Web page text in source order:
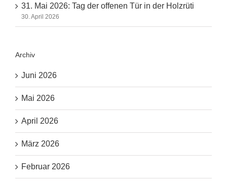
31. Mai 2026: Tag der offenen Tür in der Holzrüti
30. April 2026
Archiv
Juni 2026
Mai 2026
April 2026
März 2026
Februar 2026